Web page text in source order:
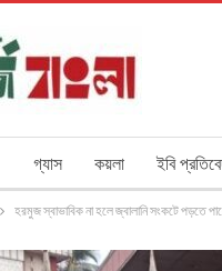
গ্যাস কয়লা ইবি
হরমুজ স্বাভাবিক না হলে জ্বালানি সংকটে পড়তে